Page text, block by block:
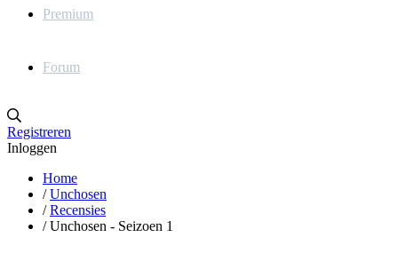
Premium
Forum
Registreren
Inloggen
Home
/ Unchosen
/ Recensies
/ Unchosen - Seizoen 1